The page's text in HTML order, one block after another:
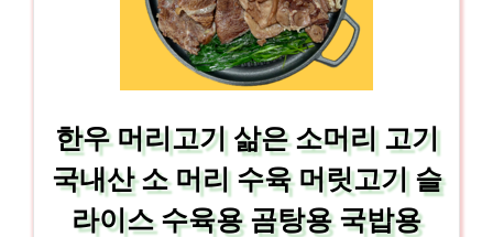
한우 머리고기 삶은 소머리 고기
국내산 소 머리 수육 머릿고기 슬
라이스 수육용 곰탕용 국밥용